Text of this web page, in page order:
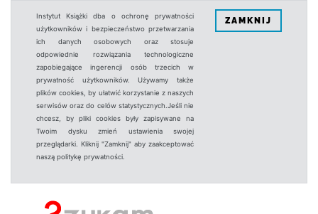
Instytut Książki dba o ochronę prywatności
użytkowników i bezpieczeństwo przetwarzania
ich danych osobowych oraz stosuje
odpowiednie rozwiązania technologiczne
zapobiegające ingerencji osób trzecich w
prywatność użytkowników. Używamy także
plików cookies, by ułatwić korzystanie z naszych
serwisów oraz do celów statystycznych.Jeśli nie
chcesz, by pliki cookies były zapisywane na
Twoim dysku zmień ustawienia swojej
przeglądarki. Kliknij "Zamknij" aby zaakceptować
naszą politykę prywatności.
ZAMKNIJ